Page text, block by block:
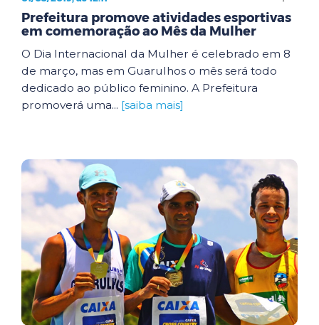
Prefeitura promove atividades esportivas
em comemoração ao Mês da Mulher
O Dia Internacional da Mulher é celebrado em 8
de março, mas em Guarulhos o mês será todo
dedicado ao público feminino. A Prefeitura
promoverá uma... [saiba mais]